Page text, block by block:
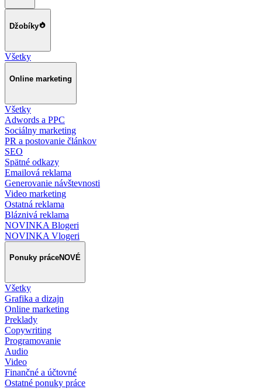
Džobíky
Všetky
Online marketing
Všetky
Adwords a PPC
Sociálny marketing
PR a postovanie článkov
SEO
Spätné odkazy
Emailová reklama
Generovanie návštevnosti
Video marketing
Ostatná reklama
Bláznivá reklama
NOVINKA Blogeri
NOVINKA Vlogeri
Ponuky práceNOVÉ
Všetky
Grafika a dizajn
Online marketing
Preklady
Copywriting
Programovanie
Audio
Video
Finančné a účtovné
Ostatné ponuky práce